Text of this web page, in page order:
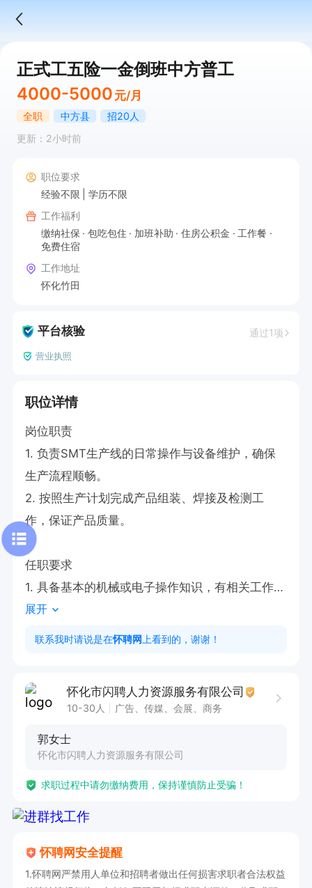
正式工五险一金倒班中方普工
4000-5000 元/月
全职 中方县
招20人
更新：2小时前
职位要求
经验不限
学历不限
工作福利
缴纳社保
包吃包住 加班补助 住房公积金
工作餐
免费住宿
工作地址
怀化竹田
平台核验 通过1项
营业执照
职位详情
岗位职责
1. 负责SMT生产线的日常操作与设备维护，确保
生产流程顺畅。
2. 按照生产计划完成产品组装、焊接及检测工
作，保证产品质量。
任职要求
1. 具备基本的机械或电子操作知识，有相关工作经
验者优先。
2. 能适应倒班工作安排，具备良好的责任心和团
（加班按1.5倍，2倍，3倍）+绩效300元/月，smt
福利待遇：包吃住，购买五险一金
展开
联系我时请说是在怀聘网 上看到的，谢谢！
怀化市闪聘人力资源服务有限公司
10-30人 广告、传媒、会展、商务
郭女士
怀化市闪聘人力资源服务有限公司
求职过程中请勿缴纳费用，保持谨慎防止受骗！
怀聘网安全提醒
1.怀聘网严禁用人单位和招聘者做出任何损害求职者合法权益